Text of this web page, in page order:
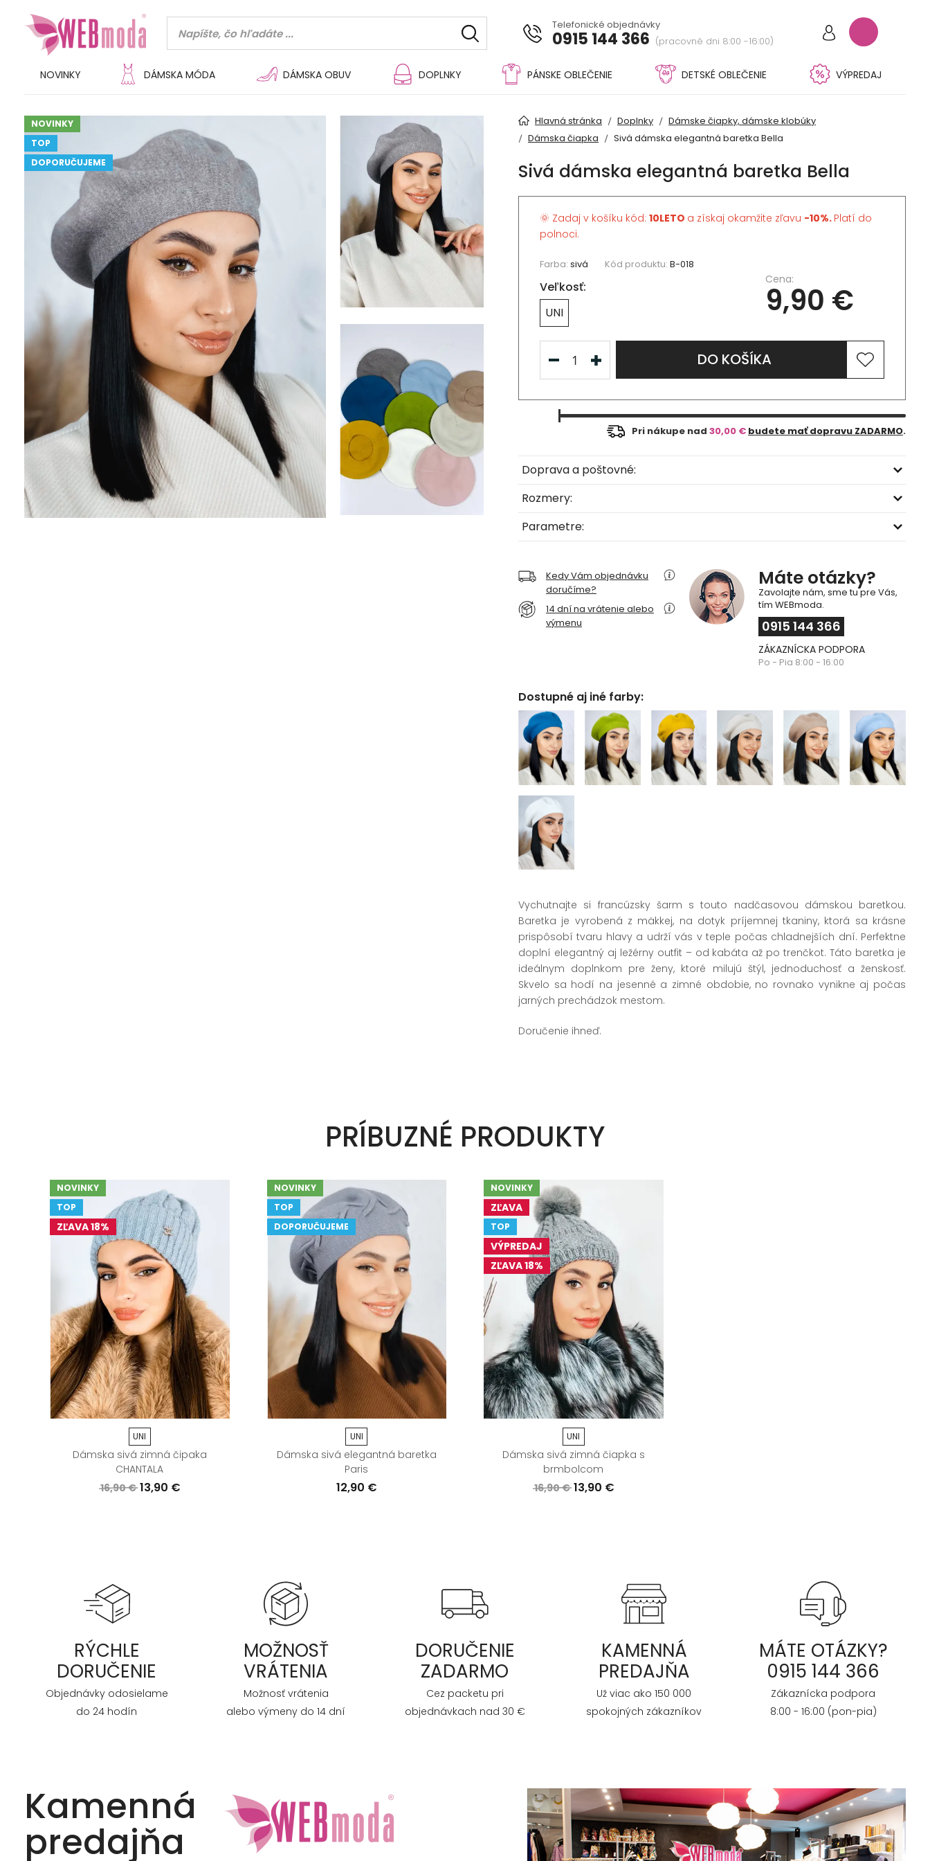
Telefonické objednávky
0915 144 366 (pracovné dni 8:00 -16:00)
NOVINKY DÁMSKA MÓDA DÁMSKA OBUV DOPLNKY PÁNSKE OBLEČENIE DETSKÉ OBLEČENIE VÝPREDAJ
NOVINKY
TOP
DOPORUČUJEME
Hlavná stránka Doplnky
Dámske čiapky, dámske klobúky
Dámska čiapka
Sivá dámska elegantná baretka Bella
Sivá dámska elegantná baretka Bella
🌞 Zadaj v košíku kód: 10LETO a získaj okamžite zľavu -10%. Platí do
polnoci.
Farba: sivá Kód produktu: B-018
Veľkosť:
UNI
Cena:
9,90 €
DO KOŠÍKA
Pri nákupe nad 30,00 € budete mať dopravu ZADARMO.
Doprava a poštovné:
Rozmery:
Parametre:
Kedy Vám objednávku
doručíme?
14 dní na vrátenie alebo
výmenu
Máte otázky?
Zavolajte nám, sme tu pre Vás,
tím WEBmoda.
0915 144 366
ZÁKAZNÍCKA PODPORA
Po - Pia 8:00 - 16:00
Dostupné aj iné farby:
Vychutnajte si francúzsky šarm s touto nadčasovou dámskou baretkou.
Baretka je vyrobená z mäkkej, na dotyk príjemnej tkaniny, ktorá sa krásne
prispôsobí tvaru hlavy a udrží vás v teple počas chladnejších dní. Perfektne
doplní elegantný aj ležérny outfit – od kabáta až po trenčkot. Táto baretka je
ideálnym doplnkom pre ženy, ktoré milujú štýl, jednoduchosť a ženskosť.
Skvelo sa hodí na jesenné a zimné obdobie, no rovnako vynikne aj počas
jarných prechádzok mestom.
Doručenie ihneď.
PRÍBUZNÉ PRODUKTY
NOVINKY
TOP
ZĽAVA 18%
UNI
Dámska sivá zimná čipaka
CHANTALA
16,90 € 13,90 €
NOVINKY
TOP
DOPORUČUJEME
UNI
Dámska sivá elegantná baretka
Paris
12,90 €
NOVINKY
ZĽAVA
TOP
VÝPREDAJ
ZĽAVA 18%
UNI
Dámska sivá zimná čiapka s
brmbolcom
16,90 € 13,90 €
RÝCHLE
DORUČENIE
Objednávky odosielame
do 24 hodín
MOŽNOSŤ
VRÁTENIA
Možnosť vrátenia
alebo výmeny do 14 dní
DORUČENIE
ZADARMO
Cez packetu pri
objednávkach nad 30 €
KAMENNÁ
PREDAJŇA
Už viac ako 150 000
spokojných zákazníkov
MÁTE OTÁZKY?
0915 144 366
Zákaznícka podpora
8:00 - 16:00 (pon-pia)
Kamenná
predajňa